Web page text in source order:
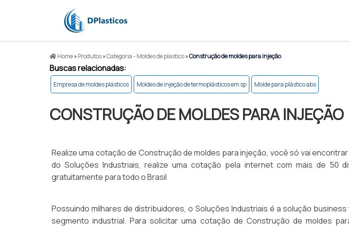
Home»Produtos»Categoria - Moldes de plastico»Construção de moldes para injeção
Buscas relacionadas:
Empresa de moldes plásticos Moldes de injeção de termoplásticos em sp Molde para plástico abs
CONSTRUÇÃO DE MOLDES PARA INJEÇÃO
Realize uma cotação de Construção de moldes para injeção, você só vai
do Soluções Industriais, realize uma cotação pela internet com mais de 50
gratuitamente para todo o Brasil
Possuindo milhares de distribuidores, o Soluções Industriais é a solução
segmento industrial. Para solicitar uma cotação de Construção de moldes